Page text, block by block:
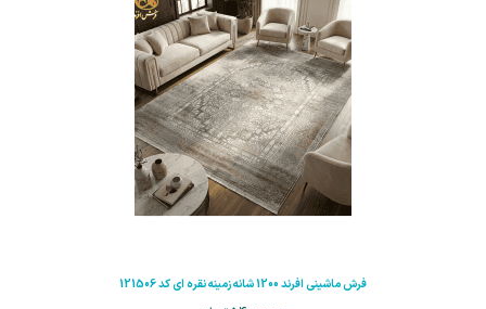
فرش ماشینی افرند 1200 شانه زمینه نقره ای کد 121506